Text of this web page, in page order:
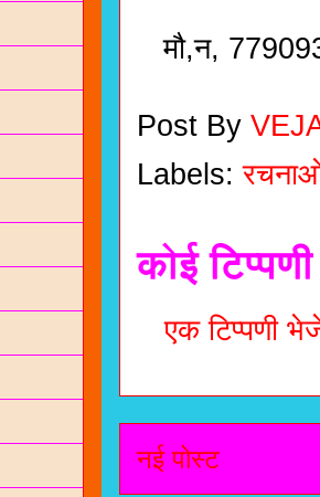
मौ,न,
Post By
Labels:
कोई
एक टिप्पणी
नई पोस्ट